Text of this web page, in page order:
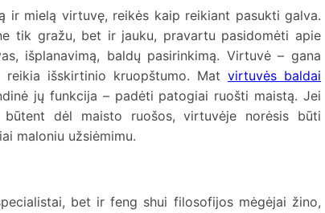
ir mielą virtuvę, reikės kaip reikiant pasukti galva.
tik gražu, bet ir jauku, pravartu pasidomėti apie
išplanavimą, baldų pasirinkimą. Virtuvė – gana
išskirtinio kruopštumo. Mat virtuvės baldai
jų funkcija – padėti patogiai ruošti maistą. Jei
dėl maisto ruošos, virtuvėje norėsis būti
maloniu užsiėmimu.
bet ir feng shui filosofijos mėgėjai žino,